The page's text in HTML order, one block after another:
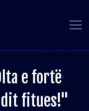
e fortë
fitues!"